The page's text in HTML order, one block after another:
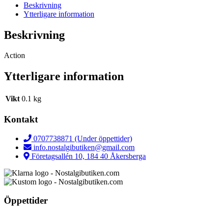
Beskrivning
Ytterligare information
Beskrivning
Action
Ytterligare information
Vikt 0.1 kg
Kontakt
0707738871 (Under öppettider)
info.nostalgibutiken@gmail.com
Företagsallén 10, 184 40 Åkersberga
Öppettider